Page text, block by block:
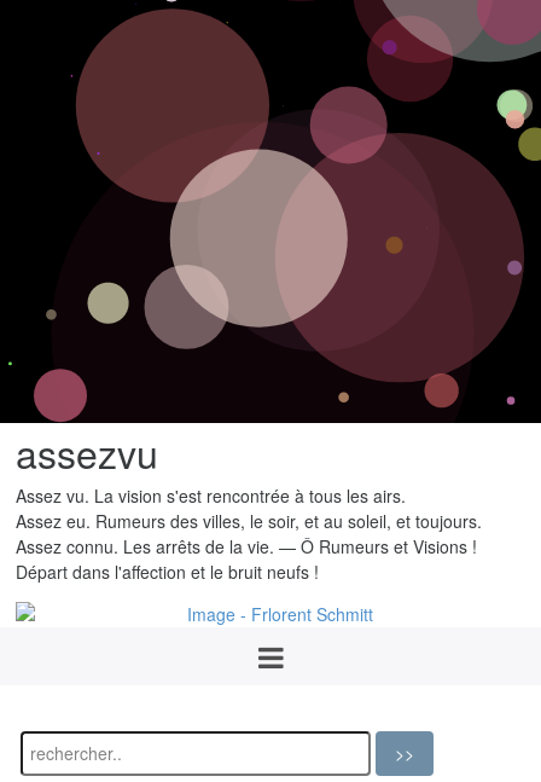
assezvu
Assez vu. La vision s'est rencontrée à tous les airs.
Assez eu. Rumeurs des villes, le soir, et au soleil, et toujours.
Assez connu. Les arrêts de la vie. — Ô Rumeurs et Visions !
Départ dans l'affection et le bruit neufs !